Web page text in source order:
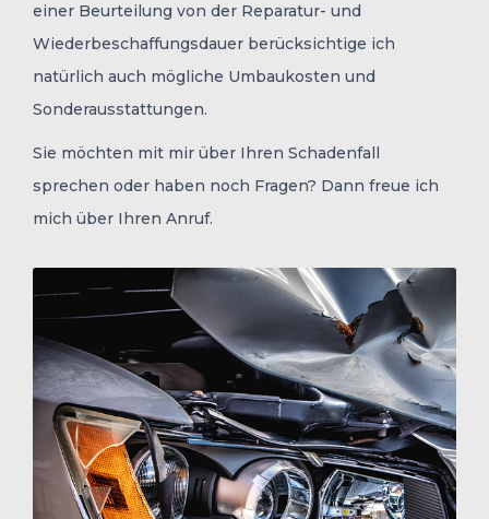
einer Beurteilung von der Reparatur- und
Wiederbeschaffungsdauer berücksichtige ich
natürlich auch mögliche Umbaukosten und
Sonderausstattungen.
Sie möchten mit mir über Ihren Schadenfall
sprechen oder haben noch Fragen? Dann freue ich
mich über Ihren Anruf.